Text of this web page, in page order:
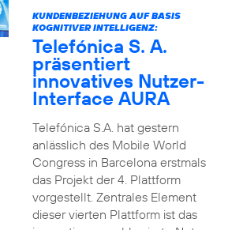
KUNDENBEZIEHUNG AUF BASIS
KOGNITIVER INTELLIGENZ:
Telefónica S. A.
präsentiert
innovatives Nutzer-
Interface AURA
Telefónica S.A. hat gestern
anlässlich des Mobile World
Congress in Barcelona erstmals
das Projekt der 4. Plattform
vorgestellt. Zentrales Element
dieser vierten Plattform ist das